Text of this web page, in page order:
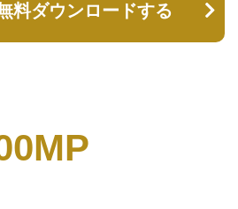
料ダウンロードする